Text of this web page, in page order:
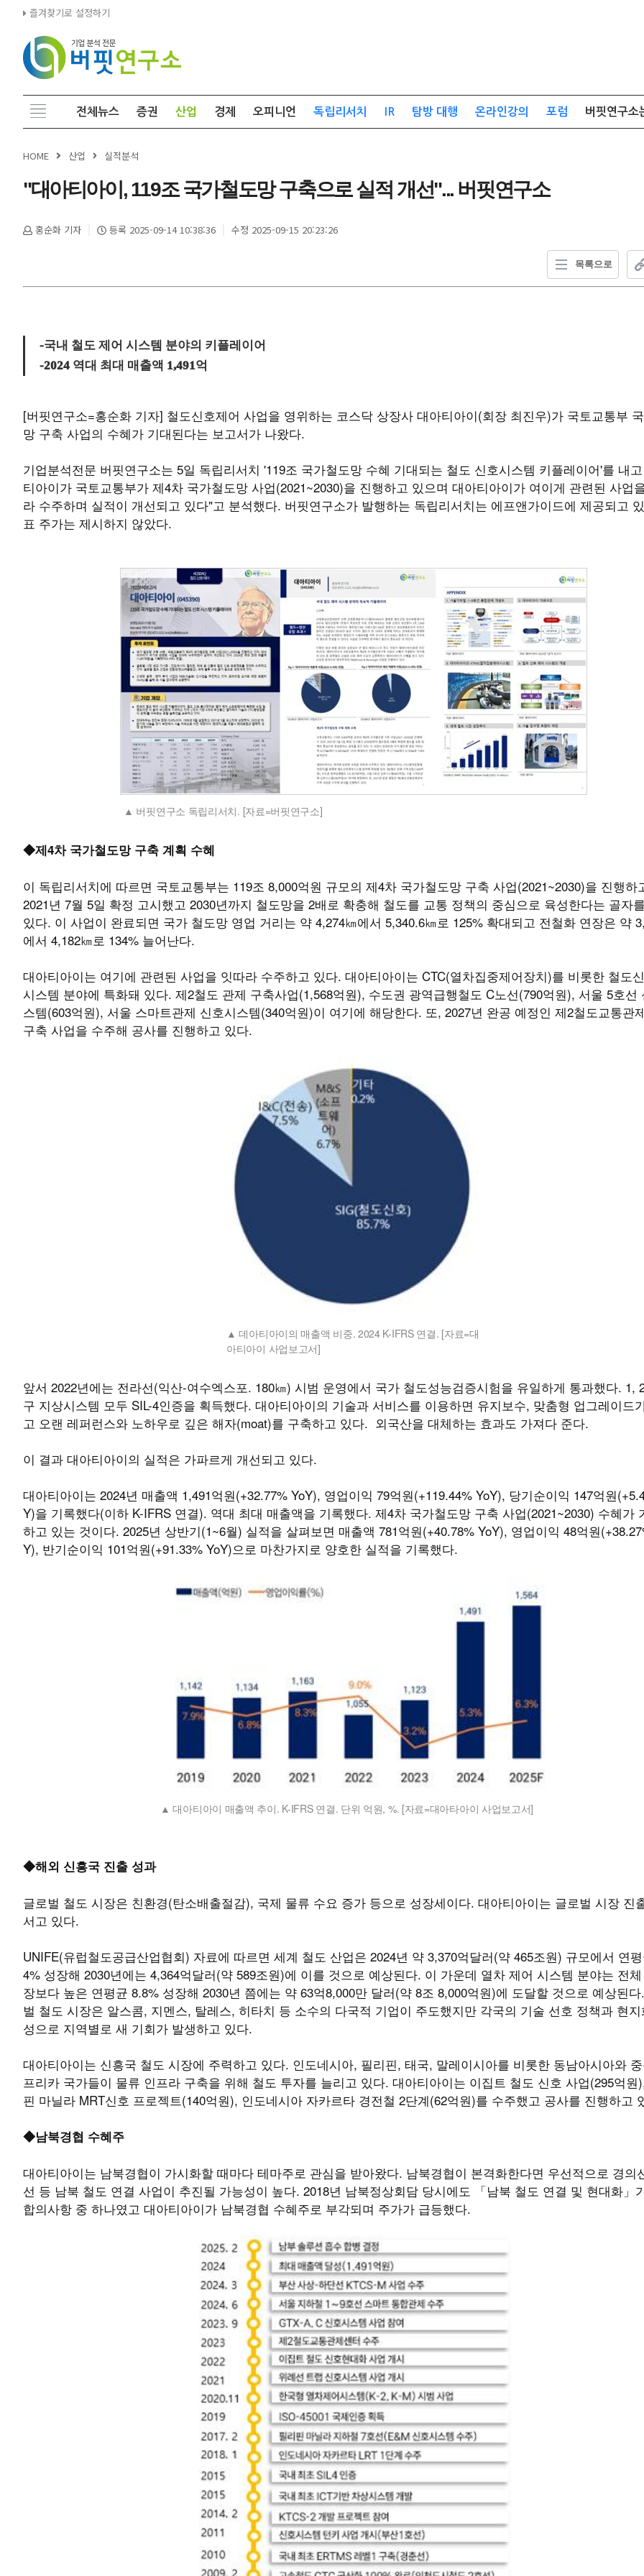
즐겨찾기로 설정하기
전체뉴스 증권 산업 경제 오피니언 독립리서치 IR 탐방 대행 온라인강의 포럼 버핏연구소
HOME 산업 실적분석
"대아티아이, 119조 국가철도망 구축으로 실적 개선"... 버핏연구소
홍순화 기자 등록 2025-09-14 10:38:36 수정 2025-09-15 20:23:26
목록으로
-국내 철도 제어 시스템 분야의 키플레이어
-2024 역대 최대 매출액 1,491억
[버핏연구소=홍순화 기자] 철도신호제어 사업을 영위하는 코스닥 상장사 대아티아이(회장 최진우)가 국토교통부
망 구축 사업의 수혜가 기대된다는 보고서가 나왔다.
기업분석전문 버핏연구소는 5일 독립리서치 '119조 국가철도망 수혜 기대되는 철도 신호시스템 키플레이어'를 내
티아이가 국토교통부가 제4차 국가철도망 사업(2021~2030)을 진행하고 있으며 대아티아이가 여이게 관련된 사업
라 수주하며 실적이 개선되고 있다"고 분석했다. 버핏연구소가 발행하는 독립리서치는 에프앤가이드에 제공되고
표 주가는 제시하지 않았다.
버핏연구소 독립리서치. [자료=버핏연구소]
◆제4차 국가철도망 구축 계획 수혜
이 독립리서치에 따르면 국토교통부는 119조 8,000억원 규모의 제4차 국가철도망 구축 사업(2021~2030)을 진행하
2021년 7월 5일 확정 고시했고 2030년까지 철도망을 2배로 확충해 철도를 교통 정책의 중심으로 육성한다는 골자
있다. 이 사업이 완료되면 국가 철도망 영업 거리는 약 4,274㎞에서 5,340.6㎞로 125% 확대되고 전철화 연장은 약
에서 4,182㎞로 134% 늘어난다.
대아티아이는 여기에 관련된 사업을 잇따라 수주하고 있다. 대아티아이는 CTC(열차집중제어장치)를 비롯한 철도
시스템 분야에 특화돼 있다. 제2철도 관제 구축사업(1,568억원), 수도권 광역급행철도 C노선(790억원), 서울 5호선
스템(603억원), 서울 스마트관제 신호시스템(340억원)이 여기에 해당한다. 또, 2027년 완공 예정인 제2철도교통관
구축 사업을 수주해 공사를 진행하고 있다.
데아티아이의 매출액 비중. 2024 K-IFRS 연결. [자료=대
아티아이 사업보고서]
앞서 2022년에는 전라선(익산-여수엑스포. 180㎞) 시범 운영에서 국가 철도성능검증시험을 유일하게 통과했다. 1,
구 지상시스템 모두 SIL-4인증을 획득했다. 대아티아이의 기술과 서비스를 이용하면 유지보수, 맞춤형 업그레이드
고 오랜 레퍼런스와 노하우로 깊은 해자(moat)를 구축하고 있다. 외국산을 대체하는 효과도 가져다 준다.
이 결과 대아티아이의 실적은 가파르게 개선되고 있다.
대아티아이는 2024년 매출액 1,491억원(+32.77% YoY), 영업이익 79억원(+119.44% YoY), 당기순이익 147억원
Y)을 기록했다(이하 K-IFRS 연결). 역대 최대 매출액을 기록했다. 제4차 국가철도망 구축 사업(2021~2030) 수혜가
하고 있는 것이다. 2025년 상반기(1~6월) 실적을 살펴보면 매출액 781억원(+40.78% YoY), 영업이익 48억원
Y), 반기순이익 101억원(+91.33% YoY)으로 마찬가지로 양호한 실적을 기록했다.
대아티아이 매출액 추이. K-IFRS 연결. 단위 억원, %. [자료=대아타아이 사업보고서]
◆해외 신흥국 진출 성과
글로벌 철도 시장은 친환경(탄소배출절감), 국제 물류 수요 증가 등으로 성장세이다. 대아티아이는 글로벌 시장 진
서고 있다.
UNIFE(유럽철도공급산업협회) 자료에 따르면 세계 철도 산업은 2024년 약 3,370억달러(약 465조원) 규모에서 연
4% 성장해 2030년에는 4,364억달러(약 589조원)에 이를 것으로 예상된다. 이 가운데 열차 제어 시스템 분야는 전
장보다 높은 연평균 8.8% 성장해 2030년 쯤에는 약 63억8,000만 달러(약 8조 8,000억원)에 도달할 것으로 예상된
벌 철도 시장은 알스콤, 지멘스, 탈레스, 히타치 등 소수의 다국적 기업이 주도했지만 각국의 기술 선호 정책과 현
성으로 지역별로 새 기회가 발생하고 있다.
대아티아이는 신흥국 철도 시장에 주력하고 있다. 인도네시아, 필리핀, 태국, 말레이시아를 비롯한 동남아시아와
프리카 국가들이 물류 인프라 구축을 위해 철도 투자를 늘리고 있다. 대아티아이는 이집트 철도 신호 사업(295억원
핀 마닐라 MRT신호 프로젝트(140억원), 인도네시아 자카르타 경전철 2단계(62억원)를 수주했고 공사를 진행하고
◆남북경협 수혜주
대아티아이는 남북경협이 가시화할 때마다 테마주로 관심을 받아왔다. 남북경협이 본격화한다면 우선적으로 경의
선 등 남북 철도 연결 사업이 추진될 가능성이 높다. 2018년 남북정상회담 당시에도 「남북 철도 연결 및 현대화」
합의사항 중 하나였고 대아티아이가 남북경협 수혜주로 부각되며 주가가 급등했다.